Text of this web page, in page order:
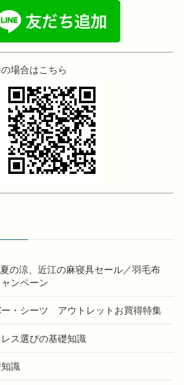
場合はこちら
の涼、近江の麻寝具セール／羽毛布
ンペーン
・シーツ アウトレットお買得特集
ス選びの基礎知識
識